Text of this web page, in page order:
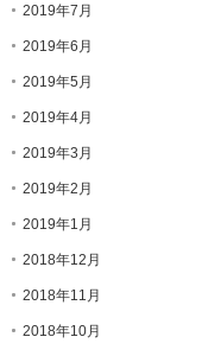
2019年7月
2019年6月
2019年5月
2019年4月
2019年3月
2019年2月
2019年1月
2018年12月
2018年11月
2018年10月